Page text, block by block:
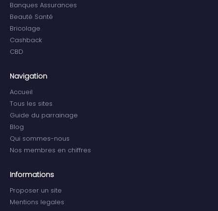
Banques Assurances
Beauté Santé
Bricolage
Cashback
CBD
Navigation
Accueil
Tous les sites
Guide du parrainage
Blog
Qui sommes-nous
Nos membres en chiffres
Informations
Proposer un site
Mentions legales